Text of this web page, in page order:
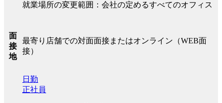
就業場所の変更範囲：会社の定めるすべてのオフィス
面
接
地
最寄り店舗での対面面接またはオンライン（WEB面
接）
日勤
正社員